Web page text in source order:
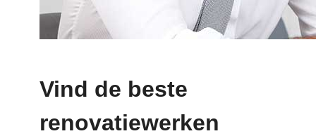
Vind de beste
renovatiewerken